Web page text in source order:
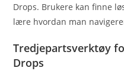
Drops. Brukere kan finne
lære hvordan man
Tredjepartsverktøy
Drops